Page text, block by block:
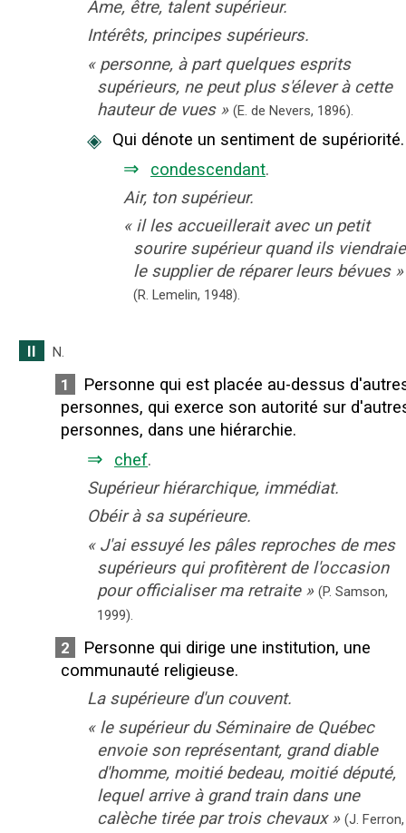
Âme, être, talent supérieur.
Intérêts, principes supérieurs.
« personne, à part quelques esprits
supérieurs, ne peut plus s'élever à cette
hauteur de vues » (E. de Nevers, 1896).
◈ Qui dénote un sentiment de supériorité.
⇒ condescendant.
Air, ton supérieur.
« il les accueillerait avec un petit
sourire supérieur quand ils
le supplier de réparer leurs bévues »
(R. Lemelin, 1948).
II N.
1
Personne qui est placée au-dessus
personnes, qui exerce son autorité sur
personnes, dans une hiérarchie.
⇒ chef.
Supérieur hiérarchique, immédiat.
Obéir à sa supérieure.
« J'ai essuyé les pâles reproches de mes
supérieurs qui profitèrent de l'occasion
pour officialiser ma retraite » (P. Samson,
1999).
2
Personne qui dirige une institution, une
communauté religieuse.
La supérieure d'un couvent.
« le supérieur du Séminaire de Québec
envoie son représentant, grand diable
d'homme, moitié bedeau, moitié député,
lequel arrive à grand train dans une
calèche tirée par trois chevaux » (J. Ferron,